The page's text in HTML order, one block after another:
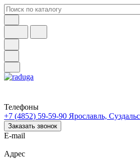
Телефоны
+7 (4852) 59-59-90 Ярославль,
Заказать звонок
E-mail
Адрес